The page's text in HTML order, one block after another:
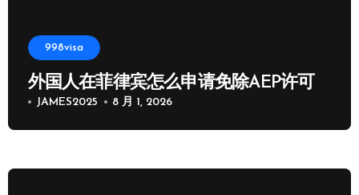
998visa
外国人在菲律宾怎么申请免除AEP许可
JAMES2025 8 月 1, 2026